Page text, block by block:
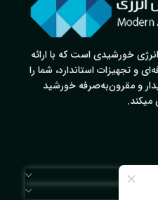
خورشیدی است که با ارائه
و تجهیزات استاندارد، شما را
و مقرون‌به‌صرفه خورشید